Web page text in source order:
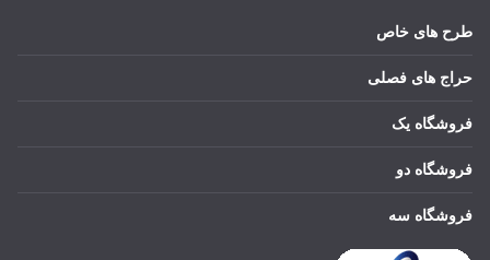
طرح های خاص
حراج های فصلی
فروشگاه یک
فروشگاه دو
فروشگاه سه